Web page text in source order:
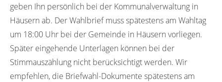
geben Ihn persönlich bei der Kommunalverwaltung in
Häusern ab. Der Wahlbrief muss spätestens am Wahltag
um 18:00 Uhr bei der Gemeinde in Häusern vorliegen.
Später eingehende Unterlagen können bei der
Stimmauszählung nicht berücksichtigt werden. Wir
empfehlen, die Briefwahl-Dokumente spätestens am